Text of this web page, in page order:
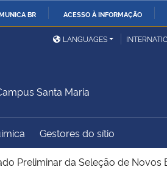
BR ACESSO À INFORMAÇÃO
Ministério das Relações
Exteriores
Controladoria-Geral da
União
LANGUAGES
Santa Maria
Gestores do sítio
Preliminar da Seleção de Novos